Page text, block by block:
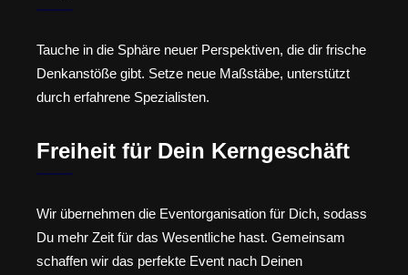
Tauche in die Sphäre neuer Perspektiven, die dir frische
Denkanstöße gibt. Setze neue Maßstäbe, unterstützt
durch erfahrene Spezialisten.
Freiheit für Dein Kerngeschäft
Wir übernehmen die Eventorganisation für Dich, sodass
Du mehr Zeit für das Wesentliche hast. Gemeinsam
schaffen wir das perfekte Event nach Deinen